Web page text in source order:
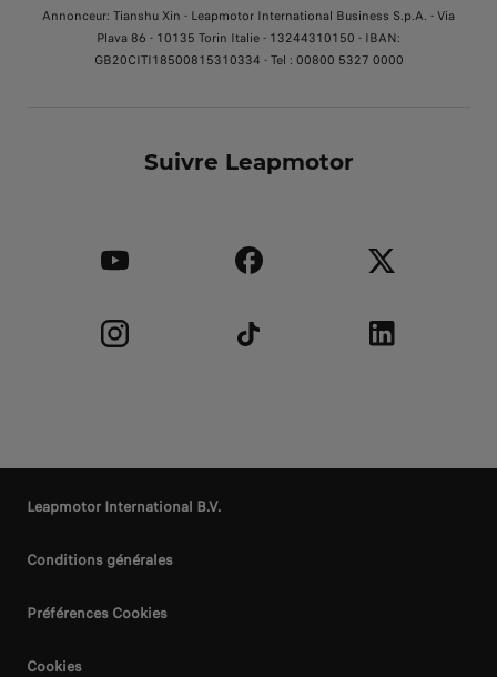
Annonceur: Tianshu Xin - Leapmotor International Business S.p.A. - Via
Plava 86 - 10135 Torin Italie - 13244310150 - IBAN:
GB20CITI18500815310334 - Tel : 00800 5327 0000
Suivre Leapmotor
Leapmotor International B.V.
Conditions générales
Préférences Cookies
Cookies